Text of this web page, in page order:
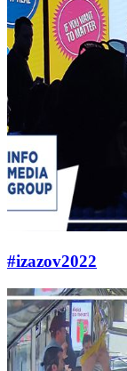
#izazov2022